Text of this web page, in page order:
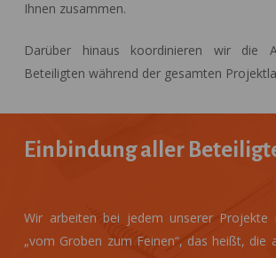
Ihnen zusammen.
Darüber hinaus koordinieren wir die
Beteiligten während der gesamten
Einbindung aller
Wir arbeiten bei jedem unserer Projekte
„vom Groben zum Feinen“, das heißt, die